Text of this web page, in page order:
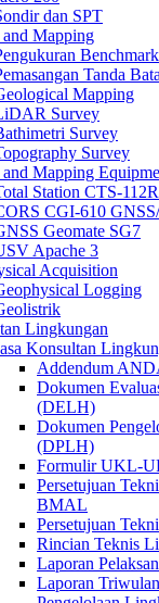
dan SPT
and Mapping
Benchmark
Tanda
Mapping
Survey
Survey
Survey
and Mapping
Station CTS-
CGI-610
Geomate SG7
Apache 3
Acquisition
Logging
Lingkungan
Konsultan
Addendum
Dokumen
(DELH)
Dokumen
(DPLH)
Formulir UKL-
Persetujuan
BMAL
Persetujuan
Rincian Teknis
Laporan
Laporan